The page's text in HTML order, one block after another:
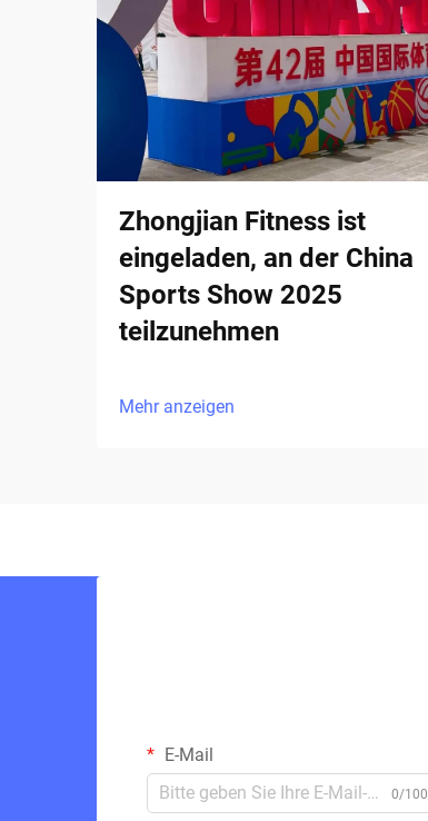
Zhongjian Fitness ist
eingeladen, an der China
Sports Show 2025
teilzunehmen
Mehr anzeigen
E-Mail
0/100